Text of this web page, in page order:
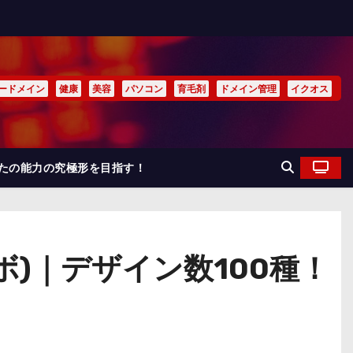
ドメイン 健康 美容 パソコン 育毛剤 ドメイン管理 イクオス
の能力の究極形を目指す！
｜デザイン数100種！